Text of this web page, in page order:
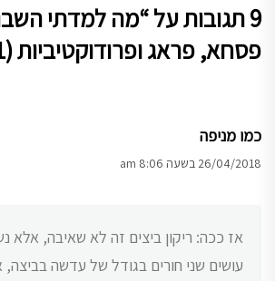
9 תגובות על “
מה למדתי
פסחא, פראג ופרודוקטיביות (1)
כמו מניפה
26/04/2018 בשעה 8:06 am
אז ככה: ריקון ביצים זה לא שאיבה, אלא
עושים שני חורים בגודל של עדשה